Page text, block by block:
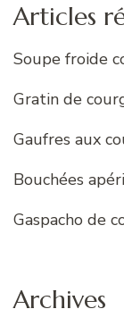
Articles
Soupe froide
Gratin de
Gaufres aux
Bouchées
Gaspacho de
Archives